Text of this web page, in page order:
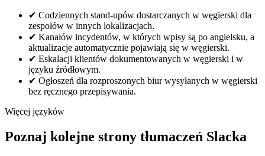
✔ Codziennych stand-upów dostarczanych w węgierski dla
zespołów w innych lokalizacjach.
✔ Kanałów incydentów, w których wpisy są po angielsku, a
aktualizacje automatycznie pojawiają się w węgierski.
✔ Eskalacji klientów dokumentowanych w węgierski i w
języku źródłowym.
✔ Ogłoszeń dla rozproszonych biur wysyłanych w węgierski
bez ręcznego przepisywania.
Więcej języków
Poznaj kolejne strony tłumaczeń Slacka